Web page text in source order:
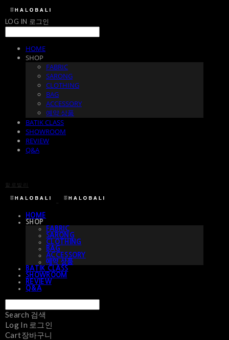
LOG IN 로그인
HOME
SHOP
FABRIC
SARONG
CLOTHING
BAG
ACCESSORY
예약 상품
BATIK CLASS
SHOWROOM
REVIEW
Q&A
할로발리
HOME
SHOP
FABRIC
SARONG
CLOTHING
BAG
ACCESSORY
예약 상품
BATIK CLASS
SHOWROOM
REVIEW
Q&A
Search 검색
Log In 로그인
Cart장바구니